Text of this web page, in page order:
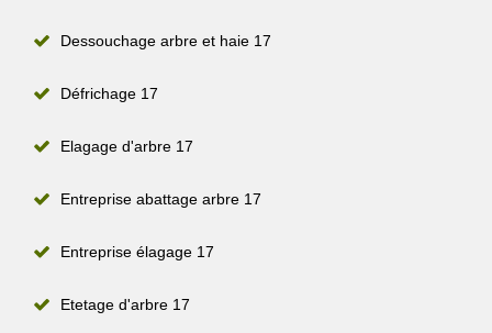
Dessouchage arbre et haie 17
Défrichage 17
Elagage d'arbre 17
Entreprise abattage arbre 17
Entreprise élagage 17
Etetage d'arbre 17